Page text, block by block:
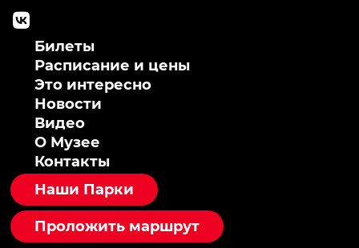
Билеты
Расписание и цены
Это интересно
Новости
Видео
О Музее
Контакты
Наши Парки
Проложить маршрут